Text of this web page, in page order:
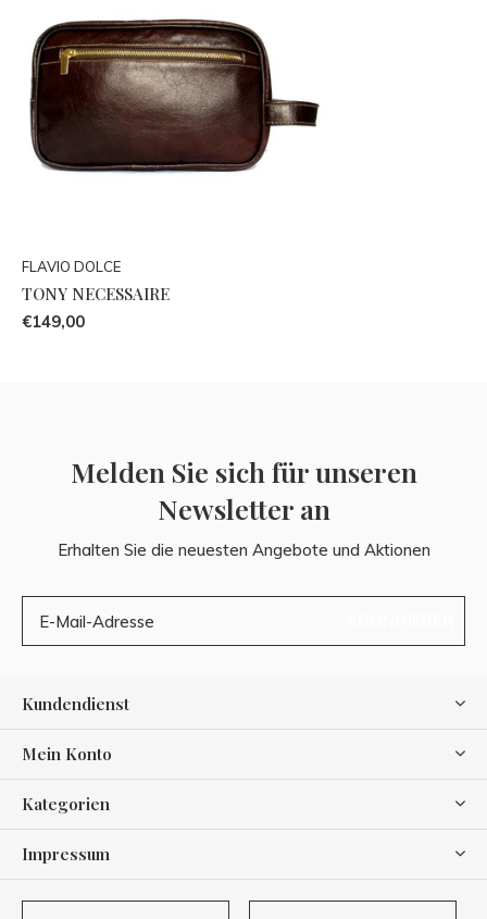
FLAVIO DOLCE
TONY NECESSAIRE
€149,00
Melden Sie sich für unseren
Newsletter an
Erhalten Sie die neuesten Angebote und Aktionen
Kundendienst
Mein Konto
Kategorien
Impressum